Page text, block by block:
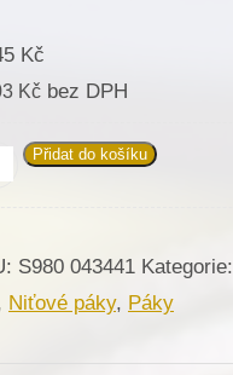
Kč
Kč bez DPH
Přidat do košíku
S980 043441 Kategorie:
Niťové páky, Páky